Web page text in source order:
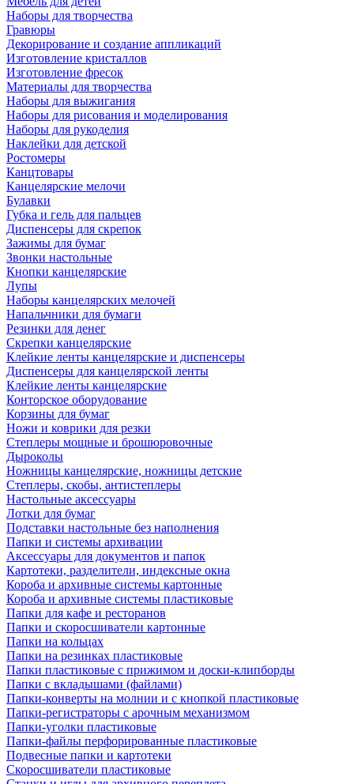
Наборы для творчества
Гравюры
Декорирование и создание аппликаций
Изготовление кристаллов
Изготовление фресок
Материалы для творчества
Наборы для выжигания
Наборы для рисования и моделирования
Наборы для рукоделия
Наклейки для детской
Ростомеры
Канцтовары
Канцелярские мелочи
Булавки
Губка и гель для пальцев
Диспенсеры для скрепок
Зажимы для бумаг
Звонки настольные
Кнопки канцелярские
Лупы
Наборы канцелярских мелочей
Напальчники для бумаги
Резинки для денег
Скрепки канцелярские
Клейкие ленты канцелярские и диспенсеры
Диспенсеры для канцелярской ленты
Клейкие ленты канцелярские
Конторское оборудование
Корзины для бумаг
Ножи и коврики для резки
Степлеры мощные и брошюровочные
Дыроколы
Ножницы канцелярские, ножницы детские
Степлеры, скобы, антистеплеры
Настольные аксессуары
Лотки для бумаг
Подставки настольные без наполнения
Папки и системы архивации
Аксессуары для документов и папок
Картотеки, разделители, индексные окна
Короба и архивные системы картонные
Короба и архивные системы пластиковые
Папки для кафе и ресторанов
Папки и скоросшиватели картонные
Папки на кольцах
Папки на резинках пластиковые
Папки пластиковые с прижимом и доски-клипборды
Папки с вкладышами (файлами)
Папки-конверты на молнии и с кнопкой пластиковые
Папки-регистраторы с арочным механизмом
Папки-уголки пластиковые
Папки-файлы перфорированные пластиковые
Подвесные папки и картотеки
Скоросшиватели пластиковые